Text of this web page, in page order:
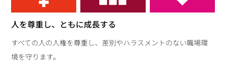
人を尊重し、ともに成長する
すべての人の人権を尊重し、差別やハラスメントのない職場環
境を守ります。